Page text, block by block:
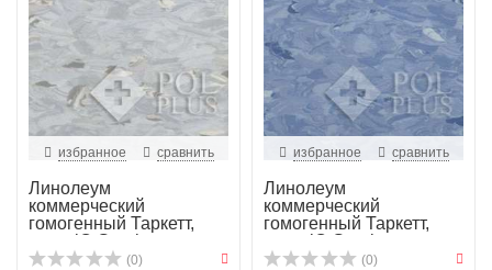
избранное сравнить
Линолеум
коммерческий
гомогенный Таркетт,
колл. iQ Granit...
(0)
избранное сравнить
Линолеум
коммерческий
гомогенный Таркетт,
колл. iQ Granit...
(0)